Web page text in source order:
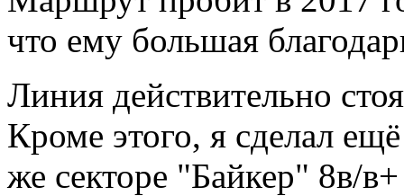
что ему большая
Линия действительно
Кроме этого, я сделал
же секторе "Байкер" 8в/